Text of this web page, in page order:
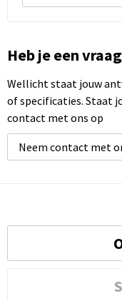
Heb je een
Wellicht staat jouw
of specificaties. Staat
contact met ons op
Neem contact met